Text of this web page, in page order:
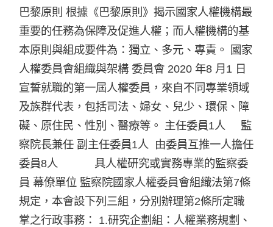
巴黎原則 根據《巴黎原則》揭示國家人權機構最
重要的任務為保障及促進人權；而人權機構的基
本原則與組成要件為：獨立、多元、專責。 國家
人權委員會組織與架構 委員會 2020 年8 月1 日
宣誓就職的第一屆人權委員，來自不同專業領域
及族群代表，包括司法、婦女、兒少、環保、障
礙、原住民、性別、醫療等。 主任委員1人 監
察院長兼任 副主任委員1人 由委員互推一人擔任
委員8人 具人權研究或實務專業的監察委
員 幕僚單位 監察院國家人權委員會組織法第7條
規定，本會設下列三組，分別辦理第2條所定職
掌之行政事務： 1.研究企劃組：人權業務規劃、